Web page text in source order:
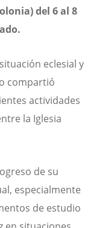
del 6 al 8
eclesial y
compartió
actividades
la Iglesia
de su
especialmente
de estudio